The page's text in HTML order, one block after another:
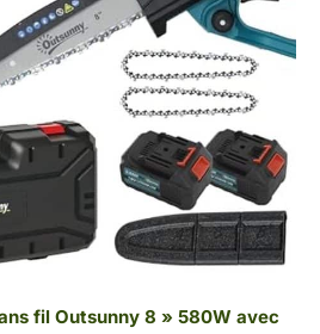
fil Outsunny 8 » 580W avec